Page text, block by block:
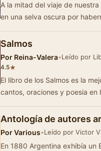
A la mitad del viaje de
en una selva oscura por
camino recto. ¡Ah! ¡Cuan p…
Salmos
Por Reina-Valera•Leído por
4.5★
El libro de los Salmos es la
cantos, oraciones y poesia en
incluyendo al rey David,
Antología de autores
PorVarious•Leído por Victor
En 1880 Argentina exhibía un